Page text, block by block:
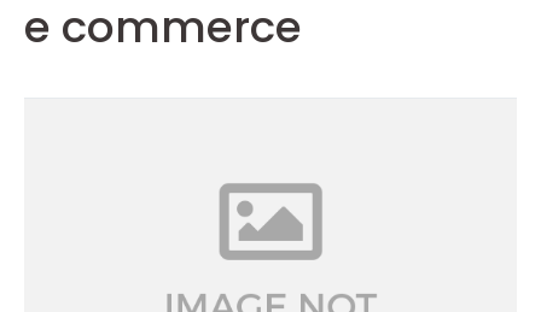
e commerce